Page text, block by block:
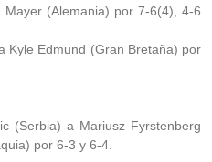
(Alemania) por 7-6(4), 4-6
Kyle Edmund (Gran Bretaña) por
(Serbia) a Mariusz Fyrstenberg
por 6-3 y 6-4.